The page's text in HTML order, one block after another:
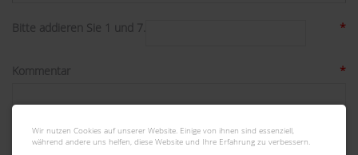
Bitte addieren Sie 1 und 7. *
Kommentar *
Wir nutzen Cookies auf unserer Website. Einige von ihnen sind essenziell,
während andere uns helfen, diese Website und Ihre Erfahrung zu verbessern.